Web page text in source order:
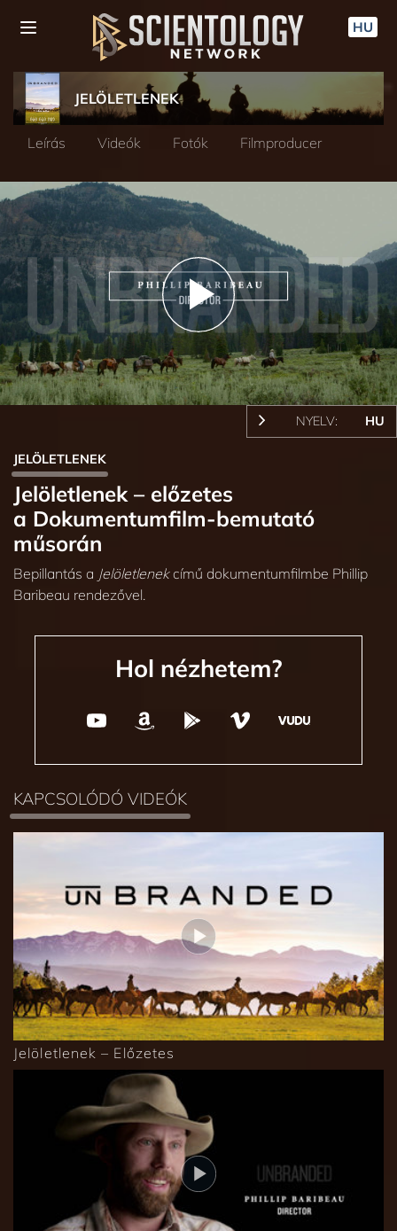
HU
JELÖLETLENEK
Leírás Videók Fotók Filmproducer
Play
Video
NYELV: HU
JELÖLETLENEK
Jelöletlenek – előzetes
a Dokumentumfilm‑bemutató
műsorán
Bepillantás a Jelöletlenekcímű dokumentumfilmbe Phillip
Baribeau rendezővel.
Hol nézhetem?
KAPCSOLÓDÓ VIDEÓK
Jelöletlenek – Előzetes